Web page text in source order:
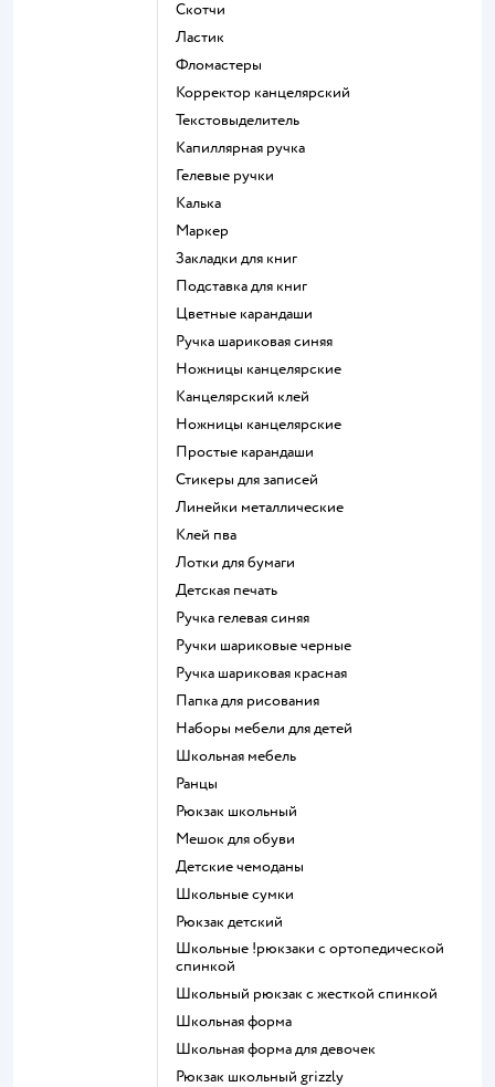
Скотчи
Ластик
Фломастеры
Корректор канцелярский
Текстовыделитель
Капиллярная ручка
Гелевые ручки
Калька
Маркер
Закладки для книг
Подставка для книг
Цветные карандаши
Ручка шариковая синяя
Ножницы канцелярские
Канцелярский клей
Ножницы канцелярские
Простые карандаши
Стикеры для записей
Линейки металлические
Клей пва
Лотки для бумаги
Детская печать
Ручка гелевая синяя
Ручки шариковые черные
Ручка шариковая красная
Папка для рисования
Наборы мебели для детей
Школьная мебель
Ранцы
Рюкзак школьный
Мешок для обуви
Детские чемоданы
Школьные сумки
Рюкзак детский
Школьные !рюкзаки с ортопедической
спинкой
Школьный рюкзак с жесткой спинкой
Школьная форма
Школьная форма для девочек
Рюкзак школьный grizzly